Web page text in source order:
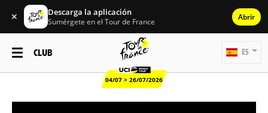
✕ Descarga la aplicación
Sumérgete en el Tour de France Abrir
CLUB
04/07 > 26/07/2026
ES